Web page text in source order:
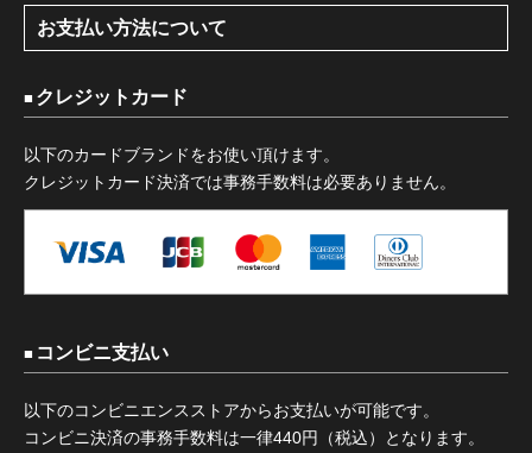
お支払い方法について
クレジットカード
以下のカードブランドをお使い頂けます。
クレジットカード決済では事務手数料は必要ありません。
コンビニ支払い
以下のコンビニエンスストアからお支払いが可能です。
コンビニ決済の事務手数料は一律440円（税込）となります。